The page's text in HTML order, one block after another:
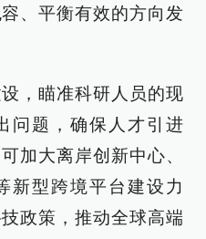
、平衡有效的方向发
，瞄准科研人员的现
问题，确保人才引进
加大离岸创新中心、
新型跨境平台建设力
政策，推动全球高端